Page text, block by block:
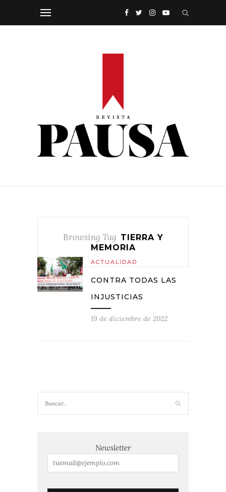
Browsing Tag TIERRA Y
MEMORIA
ACTUALIDAD
CONTRA TODAS LAS
INJUSTICIAS
19 de diciembre de 2022
Newsletter